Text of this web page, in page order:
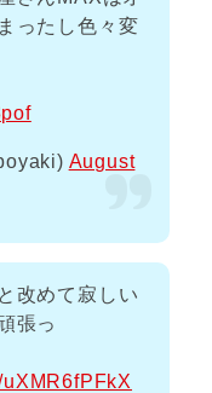
ったし色々変
August
改めて寂しい
張っ